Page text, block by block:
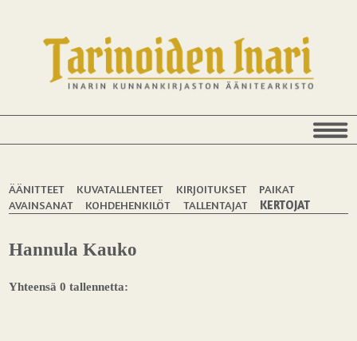
ÄÄNITTEET KUVATALLENTEET KIRJOITUKSET
PAIKAT
AVAINSANAT
KOHDEHENKILÖT TALLENTAJAT KERTOJAT
Hannula Kauko
Yhteensä 0 tallennetta: